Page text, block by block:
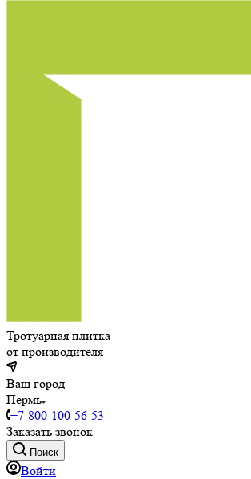
Тротуарная плитка
от производителя
Ваш город
Пермь
+7-800-100-56-53
Заказать звонок
Поиск
Войти